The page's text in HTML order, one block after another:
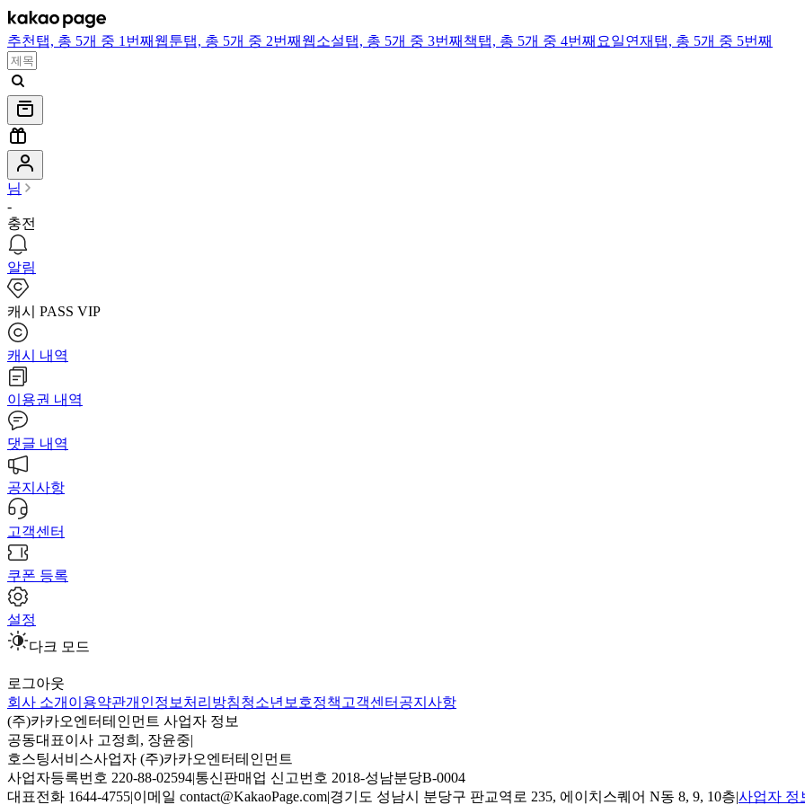
추천 탭, 총 5개 중 1번째 웹툰탭, 총 5개 중 2번째 웹소설탭, 총 5개 중 3번째 책탭, 총 5개 중 4번째 요일연재 탭, 총 5개 중 5번째
님
-
충전
알림
캐시 PASS VIP
캐시 내역
이용권 내역
댓글 내역
공지사항
고객센터
쿠폰 등록
설정
다크 모드
로그아웃
회사 소개 이용약관개인정보처리방침청소년보호정책 고객센터 공지사항
(주)카카오엔터테인먼트 사업자 정보
공동대표이사 고정희, 장윤중|
호스팅서비스사업자 (주)카카오엔터테인먼트
사업자등록번호 220-88-02594|통신판매업 신고번호 2018-성남분당B-0004
대표전화 1644-4755|이메일 contact@KakaoPage.com|경기도 성남시 분당구 판교역로 235, 에이치스퀘어 N동 8, 9, 10층|사업자 정